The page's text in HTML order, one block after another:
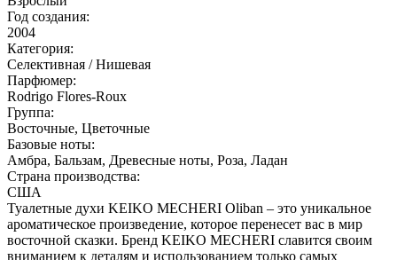
Год создания:
2004
Категория:
Селективная / Нишевая
Парфюмер:
Rodrigo Flores-Roux
Группа:
Восточные, Цветочные
Базовые ноты:
Амбра, Бальзам, Древесные ноты, Роза, Ладан
Страна производства:
США
Туалетные духи KEIKO MECHERI Oliban – это уникальное
ароматическое произведение, которое перенесет вас в мир
восточной сказки. Бренд KEIKO MECHERI славится своим
вниманием к деталям и использованием только самых